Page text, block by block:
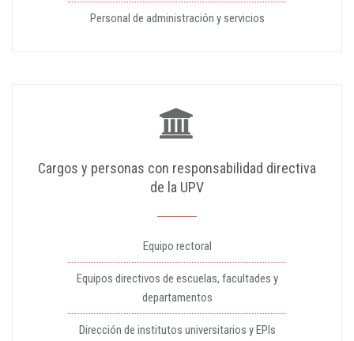
Personal de administración y servicios
Cargos y personas con responsabilidad directiva
de la UPV
Equipo rectoral
Equipos directivos de escuelas, facultades y
departamentos
Dirección de institutos universitarios y EPIs